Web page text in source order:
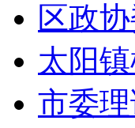
区政
太阳
市委